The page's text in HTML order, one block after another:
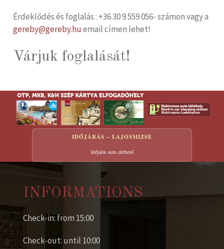
Érdeklődés és foglalás : +36 30 9 559 056- számon vagy a
gereby@gereby.huemail címen lehet!
Várjuk foglalását!
IDŐJÁRÁS – LAJOSMIZSE
Időjárás nem elérhető
INFORMATIONS
Check-in: from 15:00
Check-out: until 10:00